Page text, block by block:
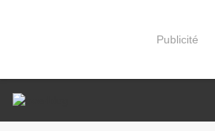
Publicité